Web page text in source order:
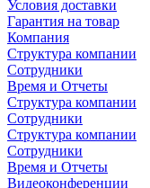
Условия доставки
Гарантия на товар
Компания
Структура компании
Сотрудники
Время и Отчеты
Структура компании
Сотрудники
Структура компании
Сотрудники
Время и Отчеты
Видеоконференции